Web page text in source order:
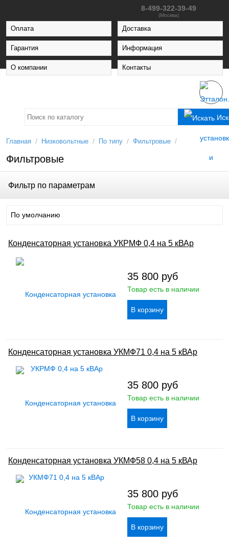
8-499-322-39-49
(Москва)
Оплата Доставка
Гарантия Информация
О компании Контакты
Главная / Низковольтные / По типу / Фильтровые /
Фильтровые
Фильтр по параметрам
По умолчанию
Конденсаторная установка УКРМФ 0,4 на 5 кВАр
35 800 руб
Товар есть в наличии
Конденсаторная установка УКМФ71 0,4 на 5 кВАр
35 800 руб
Товар есть в наличии
Конденсаторная установка УКМФ58 0,4 на 5 кВАр
35 800 руб
Товар есть в наличии